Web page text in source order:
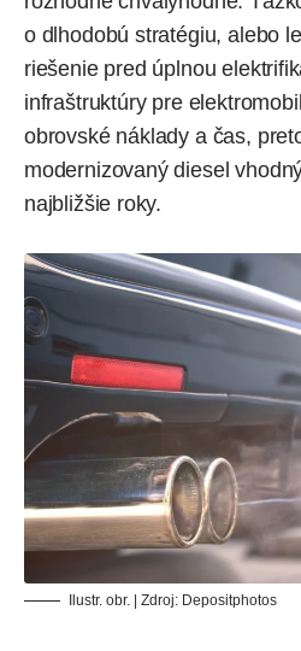
o dlhodobú stratégiu, alebo
riešenie pred úplnou
infraštruktúry pre
obrovské náklady a čas,
modernizovaný diesel
najbližšie roky.
Ilustr. obr. | Zdroj: Depositphotos